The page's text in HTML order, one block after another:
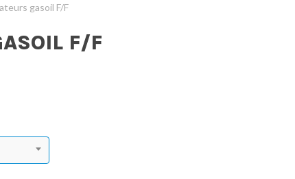
gasoil F/F
F/F